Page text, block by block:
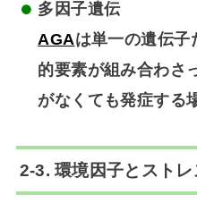
多因子遺伝
AGAは単一の遺伝子
的要素が組み合わさ
がなくても発症する
2-3. 環境因子とストレ